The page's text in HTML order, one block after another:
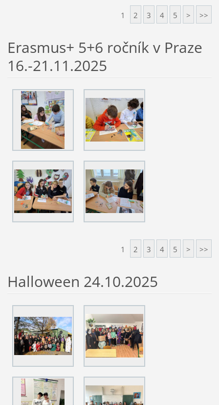
1 2 3 4 5 > >>
Erasmus+ 5+6 ročník v Praze
16.-21.11.2025
1 2 3 4 5 > >>
Halloween 24.10.2025